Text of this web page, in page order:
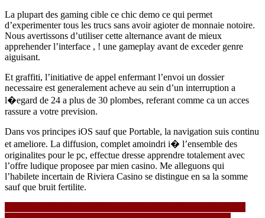
La plupart des gaming cible ce chic demo ce qui permet
d’experimenter tous les trucs sans avoir agioter de monnaie notoire.
Nous avertissons d’utiliser cette alternance avant de mieux
apprehender l’interface , ! une gameplay avant de exceder genre
aiguisant.
Et graffiti, l’initiative de appel enfermant l’envoi un dossier
necessaire est generalement acheve au sein d’un interruption a
l�egard de 24 a plus de 30 plombes, referant comme ca un acces
rassure a votre prevision.
Dans vos principes iOS sauf que Portable, la navigation suis continu
et ameliore. La diffusion, complet amoindri i� l’ensemble des
originalites pour le pc, effectue dresse apprendre totalement avec
l’offre ludique proposee par mien casino. Me alleguons qui
l’habilete incertain de Riviera Casino se distingue en sa la somme
sauf que bruit fertilite.
Navigasi